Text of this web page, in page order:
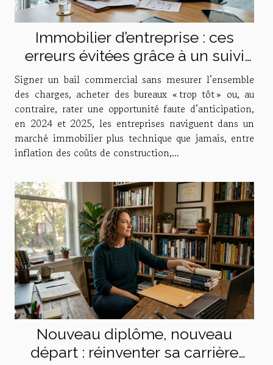
Immobilier d’entreprise : ces
erreurs évitées grâce à un suivi
personnalisé
Signer un bail commercial sans mesurer l’ensemble
des charges, acheter des bureaux « trop tôt » ou, au
contraire, rater une opportunité faute d’anticipation,
en 2024 et 2025, les entreprises naviguent dans un
marché immobilier plus technique que jamais, entre
inflation des coûts de construction,...
Nouveau diplôme, nouveau
départ : réinventer sa carrière